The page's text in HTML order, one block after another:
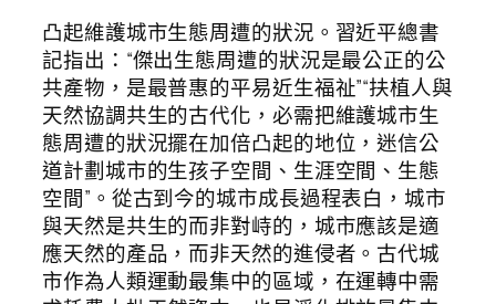
凸起維護城市生態周遭的狀況。習近平總書
記指出：“傑出生態周遭的狀況是最公正的公
共產物，是最普惠的平易近生福祉”“扶植人與
天然協調共生的古代化，必需把維護城市生
態周遭的狀況擺在加倍凸起的地位，迷信公
道計劃城市的生孩子空間、生涯空間、生態
空間”。從古到今的城市成長過程表白，城市
與天然是共生的而非對峙的，城市應該是適
應天然的產品，而非天然的進侵者。古代城
市作為人類運動最集中的區域，在運轉中需